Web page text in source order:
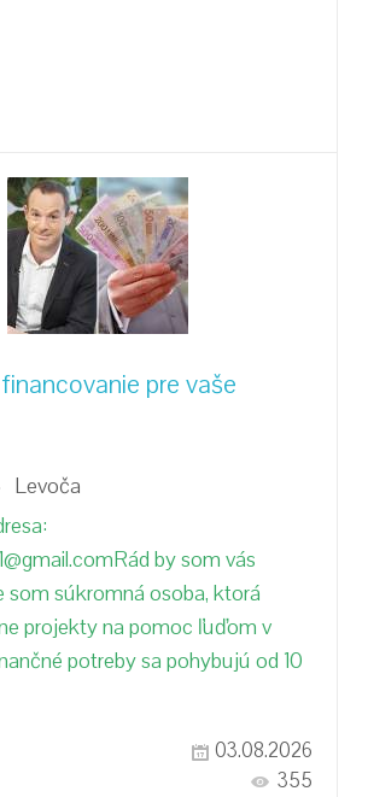
pre vaše
Levoča
by som vás
som súkromná osoba, ktorá
projekty na pomoc ľuďom v
potreby sa pohybujú od 10
03.08.2026
355